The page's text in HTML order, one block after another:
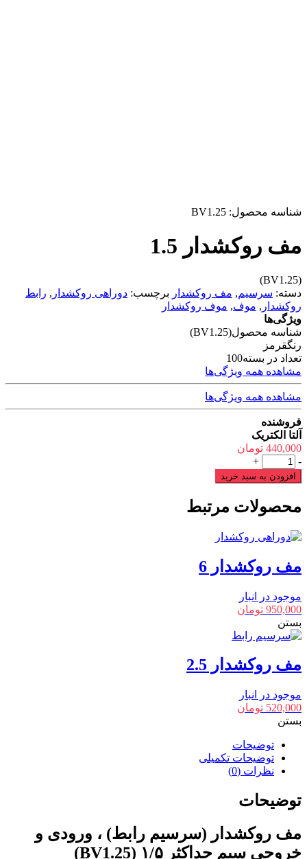
شناسه محصول: BV1.25
مف روکشدار 1.5
(BV1.25)
دسته: سرسیم, مف روکشدار برچسب: دوراهی روکشدار , رابط
روکشدار , موف, موف روکشدار
ویژگی‌ها
شناسه محصول(BV1.25)
رنگقرمز
تعداد در بسته100
مشاهده همه ویژگی‌ها
مشاهده همه ویژگی‌ها
فروشنده
آلتا الکتریک
440,000 تومان
مف
روکشدار
1.5
-
+
افزودن به سبد خرید
محصولات مرتبط
مف روکشدار 6
موجود در انبار
950,000 تومان
بستن
مف روکشدار 2.5
موجود در انبار
520,000 تومان
بستن
توضیحات
توضیحات تکمیلی
نظرات (0)
توضیحات
مف روکشدار (سرسیم رابط) ، ورودی و
خروجی سیم حداکثر ۱/۵ (BV1.25)